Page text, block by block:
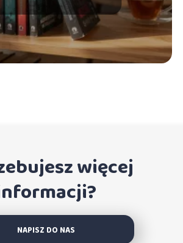
więcej
NAPISZ DO NAS